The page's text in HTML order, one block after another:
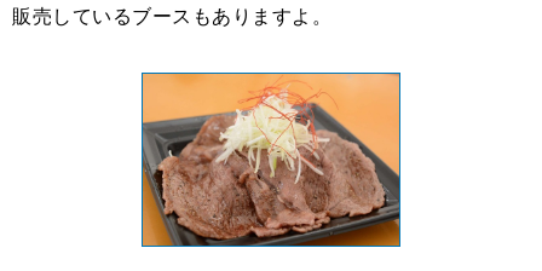
販売しているブースもありますよ。